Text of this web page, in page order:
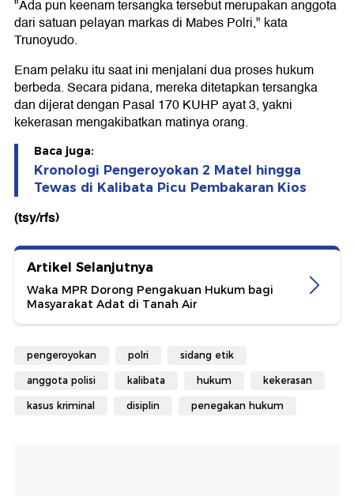
"Ada pun keenam tersangka tersebut merupakan anggota
dari satuan pelayan markas di Mabes Polri," kata
Trunoyudo.
Enam pelaku itu saat ini menjalani dua proses hukum
berbeda. Secara pidana, mereka ditetapkan tersangka
dan dijerat dengan Pasal 170 KUHP ayat 3, yakni
kekerasan mengakibatkan matinya orang.
Baca juga:
Kronologi Pengeroyokan 2 Matel hingga
Tewas di Kalibata Picu Pembakaran Kios
(tsy/rfs)
Artikel Selanjutnya
Waka MPR Dorong Pengakuan Hukum bagi
Masyarakat Adat di Tanah Air
pengeroyokan polri sidang etik
anggota polisi kalibata hukum kekerasan
kasus kriminal disiplin penegakan hukum